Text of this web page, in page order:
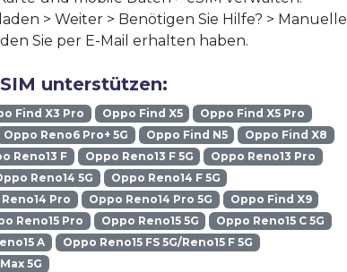
> Weiter > Benötigen Sie Hilfe? > Manuelle
Sie per E-Mail erhalten haben.
unterstützen:
Find X3 Pro Oppo Find X5
Oppo Find X5 Pro
Oppo Reno6 Pro+ 5G Oppo Find N5
Oppo Find X8
Reno13 F Oppo Reno13 F 5G
Oppo Reno13 Pro
Reno14 5G
Oppo Reno14 F 5G
Pro Oppo Reno14 Pro 5G
Oppo Find X9
Reno15 Pro Oppo Reno15 5G
Oppo Reno15 C 5G
A
Oppo Reno15 FS 5G/Reno15 F 5G
5G